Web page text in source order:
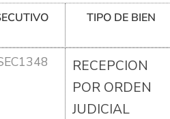
TIPO DE BIEN
RECEPCION
POR ORDEN
JUDICIAL